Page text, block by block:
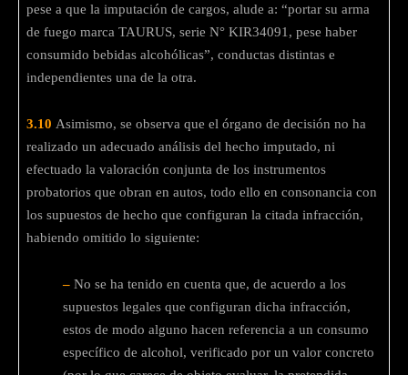
pese a que la imputación de cargos, alude a: “portar su arma
de fuego marca TAURUS, serie N° KIR34091, pese haber
consumido bebidas alcohólicas”, conductas distintas e
independientes una de la otra.
3.10 Asimismo, se observa que el órgano de decisión no ha
realizado un adecuado análisis del hecho imputado, ni
efectuado la valoración conjunta de los instrumentos
probatorios que obran en autos, todo ello en consonancia con
los supuestos de hecho que configuran la citada infracción,
habiendo omitido lo siguiente:
– No se ha tenido en cuenta que, de acuerdo a los
supuestos legales que configuran dicha infracción,
estos de modo alguno hacen referencia a un consumo
específico de alcohol, verificado por un valor concreto